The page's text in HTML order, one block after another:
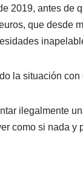
2019, antes de
que desde
la situación
ilegalmente
como si nada y